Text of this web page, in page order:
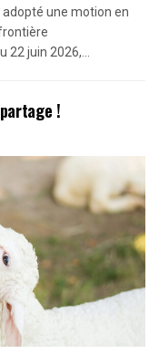
adopté une motion en
juin 2026,...
!